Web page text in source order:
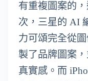
有重複圖案的
次，三星的 AI
力可頌完全從
製了品牌圖案
真實感。而